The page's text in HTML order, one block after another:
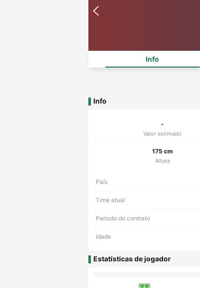
Info
Info
-
Valor estimado
175 cm
Altura
País
Time atual
Período do contrato
Idade
Estatísticas de jogador